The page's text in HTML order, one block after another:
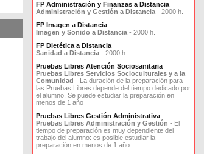
FP Administración y Finanzas a Distancia
Administración y Gestión a Distancia - 2000 h.
FP Imagen a Distancia
Imagen y Sonido a Distancia - 2000 h.
FP Dietética a Distancia
Sanidad a Distancia - 2000 h.
Pruebas Libres Atención Sociosanitaria
Pruebas Libres Servicios Socioculturales y a la
Comunidad - La duración de la preparación para
las Pruebas Libres depende del tiempo dedicado por
el alumno. Se puede estudiar la preparación en
menos de 1 año
Pruebas Libres Gestión Administrativa
Pruebas Libres Administración y Gestión - El
tiempo de preparación es muy dependiente del
trabajo del alumno: es posible estudiar la
preparación en menos de 1 año